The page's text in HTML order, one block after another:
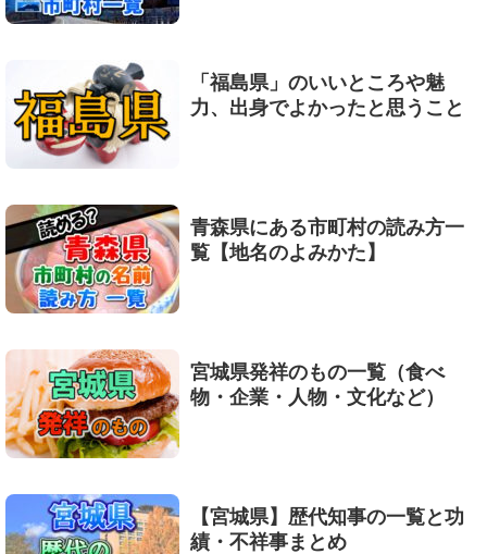
「福島県」のいいところや魅
力、出身でよかったと思うこと
青森県にある市町村の読み方一
覧【地名のよみかた】
宮城県発祥のもの一覧（食べ
物・企業・人物・文化など）
【宮城県】歴代知事の一覧と功
績・不祥事まとめ